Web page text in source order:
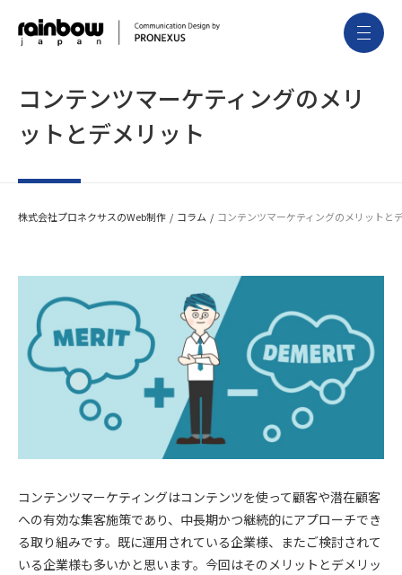
コンテンツマーケティングのメリ
ットとデメリット
株式会社プロネクサスのWeb制作 コラム コンテンツマーケティングのメリットと
コンテンツマーケティングはコンテンツを使って顧客や潜在顧客
への有効な集客施策であり、中長期かつ継続的にアプローチでき
る取り組みです。既に運用されている企業様、またご検討されて
いる企業様も多いかと思います。今回はそのメリットとデメリッ